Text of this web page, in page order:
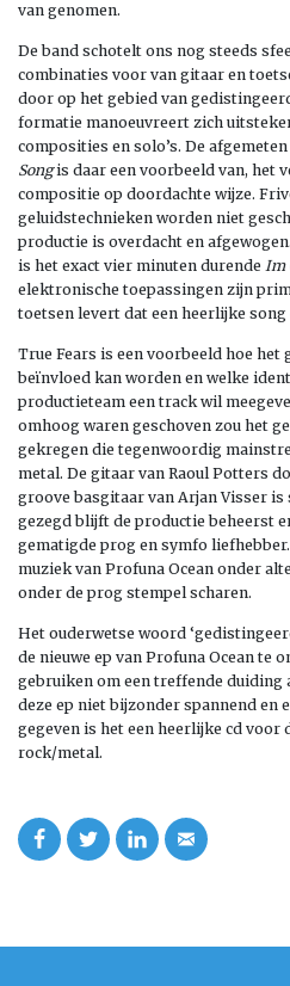
van genomen.
De band schotelt ons nog steeds
combinaties voor van gitaar en
door op het gebied van
formatie manoeuvreert zich
composities en solo’s. De
Songis daar een voorbeeld van, het
compositie op doordachte wijze.
geluidstechnieken worden niet
productie is overdacht en
is het exact vier minuten durende Im
elektronische toepassingen zijn
toetsen levert dat een heerlijke song
True Fears is een voorbeeld hoe het
beïnvloed kan worden en welke
productieteam een track wil
omhoog waren geschoven zou het
gekregen die tegenwoordig
metal. De gitaar van Raoul Potters
groove basgitaar van Arjan Visser is
gezegd blijft de productie beheerst
gematigde prog en symfo
muziek van Profuna Ocean onder
onder de prog stempel scharen.
Het ouderwetse woord
de nieuwe ep van Profuna Ocean te
gebruiken om een treffende duiding
deze ep niet bijzonder spannend en
gegeven is het een heerlijke cd voor
rock/metal.